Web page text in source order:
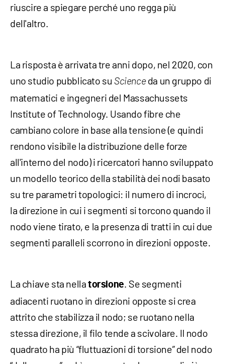
riuscire a spiegare perché uno regga più
dell'altro.
La risposta è arrivata tre anni dopo, nel 2020, con
uno studio pubblicato su Scienceda un gruppo di
matematici e ingegneri del Massachussets
Institute of Technology. Usando fibre che
cambiano colore in base alla tensione (e quindi
rendono visibile la distribuzione delle forze
all'interno del nodo) i ricercatori hanno sviluppato
un modello teorico della stabilità dei nodi basato
su tre parametri topologici: il numero di incroci,
la direzione in cui i segmenti si torcono quando il
nodo viene tirato, e la presenza di tratti in cui due
segmenti paralleli scorrono in direzioni opposte.
La chiave sta nella torsione. Se segmenti
adiacenti ruotano in direzioni opposte si crea
attrito che stabilizza il nodo; se ruotano nella
stessa direzione, il filo tende a scivolare. Il nodo
quadrato ha più “fluttuazioni di torsione” del nodo